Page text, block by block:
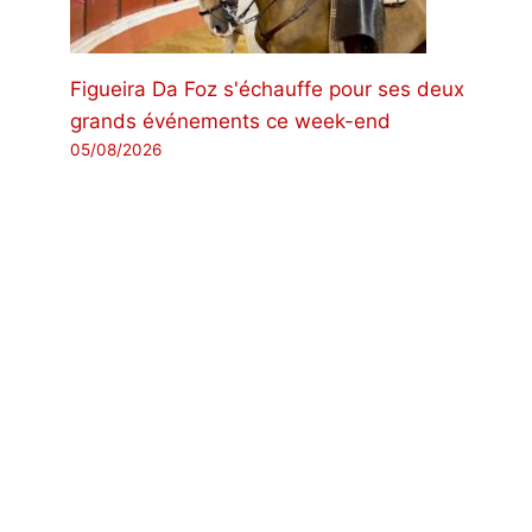
Figueira Da Foz s'échauffe pour ses deux
grands événements ce week-end
05/08/2026